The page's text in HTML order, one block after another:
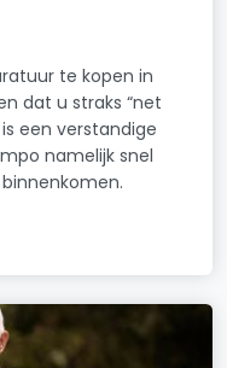
te kopen in
dat u straks “net
een verstandige
namelijk snel